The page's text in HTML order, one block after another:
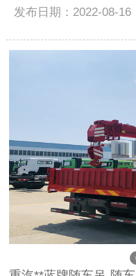
发布日期：2022-08-